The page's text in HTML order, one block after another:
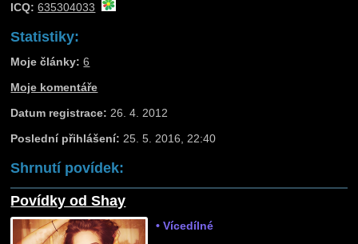
ICQ: 635304033
Statistiky:
Moje články: 6
Moje komentáře
Datum registrace: 26. 4. 2012
Poslední přihlášení: 25. 5. 2016, 22:40
Shrnutí povídek:
Povídky od Shay
• Vícedílné